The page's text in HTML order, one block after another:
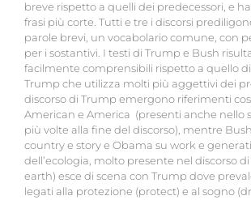
breve rispetto a quelli dei predecessori, e
frasi più corte. Tutti e tre i discorsi
parole brevi, un vocabolario comune, con
per i sostantivi. I testi di Trump e Bush
facilmente comprensibili rispetto a quello
Trump che utilizza molti più aggettivi dei
discorso di Trump emergono riferimenti
American e America (presenti anche nello
più volte alla fine del discorso), mentre
country e story e Obama su work e
dell’ecologia, molto presente nel discorso
earth) esce di scena con Trump dove
legati alla protezione (protect) e al sogno